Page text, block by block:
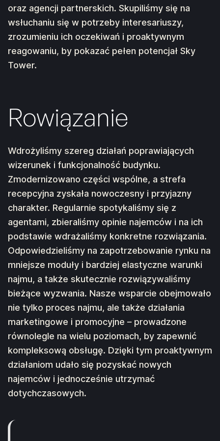
oraz agencji partnerskich. Skupiliśmy się na
wsłuchaniu się w potrzeby interesariuszy,
zrozumieniu ich oczekiwań i proaktywnym
reagowaniu, by pokazać pełen potencjał Sky
Tower.
Rowiązanie
Wdrożyliśmy szereg działań poprawiających
wizerunek i funkcjonalność budynku.
Zmodernizowano części wspólne, a strefa
recepcyjna zyskała nowoczesny i przyjazny
charakter. Regularnie spotykaliśmy się z
agentami, zbieraliśmy opinie najemców i na ich
podstawie wdrażaliśmy konkretne rozwiązania.
Odpowiedzieliśmy na zapotrzebowanie rynku na
mniejsze moduły i bardziej elastyczne warunki
najmu, a także skutecznie rozwiązywaliśmy
bieżące wyzwania. Nasze wsparcie obejmowało
nie tylko proces najmu, ale także działania
marketingowe i promocyjne – prowadzone
równolegle na wielu poziomach, by zapewnić
kompleksową obsługę. Dzięki tym proaktywnym
działaniom udało się pozyskać nowych
najemców i jednocześnie utrzymać
dotychczasowych.